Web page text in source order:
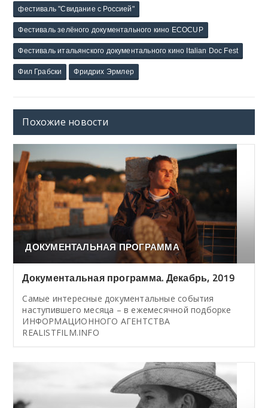
фестиваль "Свидание с Россией"
Фестиваль зелёного документального кино ECOCUP
Фестиваль итальянского документального кино Italian Doc Fest
Фил Грабски Фридрих Эрмлер
Похожие новости
ДОКУМЕНТАЛЬНАЯ ПРОГРАММА
Документальная программа. Декабрь, 2019
Cамые интересные документальные события
наступившего месяца – в ежемесячной подборке
ИНФОРМАЦИОННОГО АГЕНТСТВА
REALISTFILM.INFO